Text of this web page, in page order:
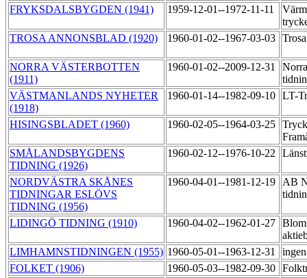
FRYKSDALSBYGDEN (1941)
1959-12-01--1972-11-11
TROSA ANNONSBLAD (1920)
1960-01-02--1967-03-03
NORRA VÄSTERBOTTEN
(1911)
1960-01-02--2009-12-31
VÄSTMANLANDS NYHETER
(1918)
1960-01-14--1982-09-10 LT-
HISINGSBLADET (1960) 1960-02-05--1964-03-25
SMÅLANDSBYGDENS
TIDNING (1926)
1960-02-12--1976-10-22
NORDVÄSTRA SKÅNES
TIDNINGAR ESLÖVS
TIDNING (1956)
1960-04-01--1981-12-19
AB
LIDINGÖ TIDNING (1910) 1960-04-02--1962-01-27
LIMHAMNSTIDNINGEN (1955) 1960-05-01--1963-12-31
FOLKET (1906)
1960-05-03--1982-09-30